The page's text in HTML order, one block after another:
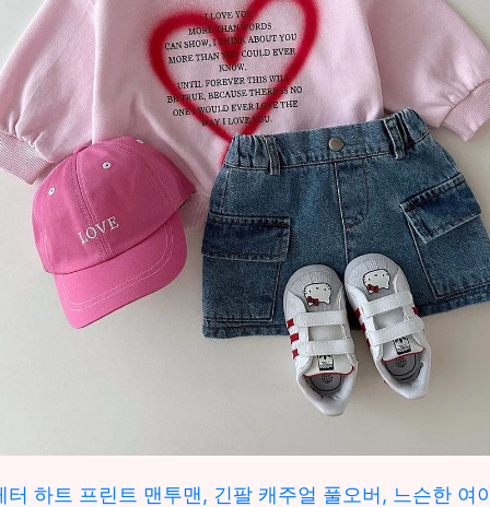
터 하트 프린트 맨투맨, 긴팔 캐주얼 풀오버, 느슨한 여